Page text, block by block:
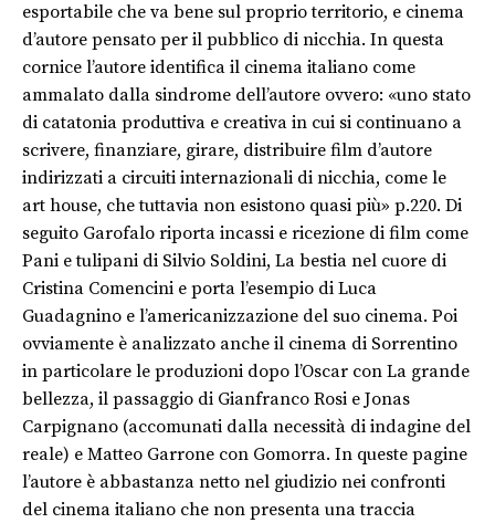
esportabile che va bene sul proprio territorio, e cinema
d’autore pensato per il pubblico di nicchia. In questa
cornice l’autore identifica il cinema italiano come
ammalato dalla sindrome dell’autore ovvero: «uno stato
di catatonia produttiva e creativa in cui si continuano a
scrivere, finanziare, girare, distribuire film d’autore
indirizzati a circuiti internazionali di nicchia, come le
art house, che tuttavia non esistono quasi più» p.220. Di
seguito Garofalo riporta incassi e ricezione di film come
Pani e tulipani di Silvio Soldini, La bestia nel cuore di
Cristina Comencini e porta l’esempio di Luca
Guadagnino e l’americanizzazione del suo cinema. Poi
ovviamente è analizzato anche il cinema di Sorrentino
in particolare le produzioni dopo l’Oscar con La grande
bellezza, il passaggio di Gianfranco Rosi e Jonas
Carpignano (accomunati dalla necessità di indagine del
reale) e Matteo Garrone con Gomorra. In queste pagine
l’autore è abbastanza netto nel giudizio nei confronti
del cinema italiano che non presenta una traccia